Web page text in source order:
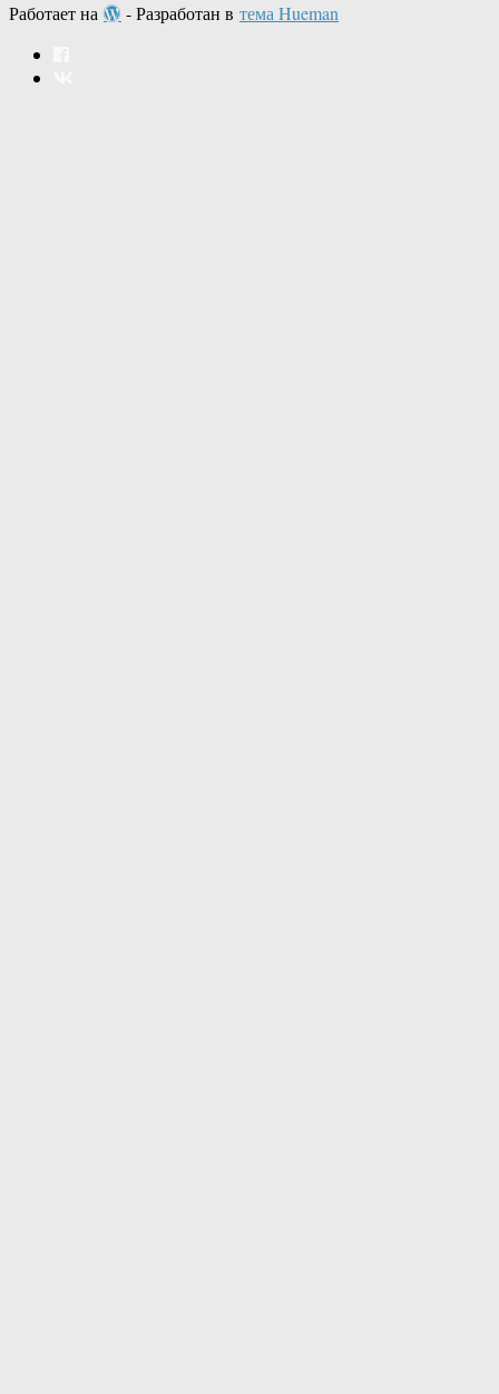
Работает на
- Разработан в тема Hueman